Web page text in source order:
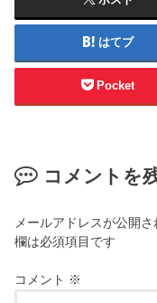
はてブ
Pocket
コメントを
メールアドレスが公開さ
欄は必須項目です
コメント ※